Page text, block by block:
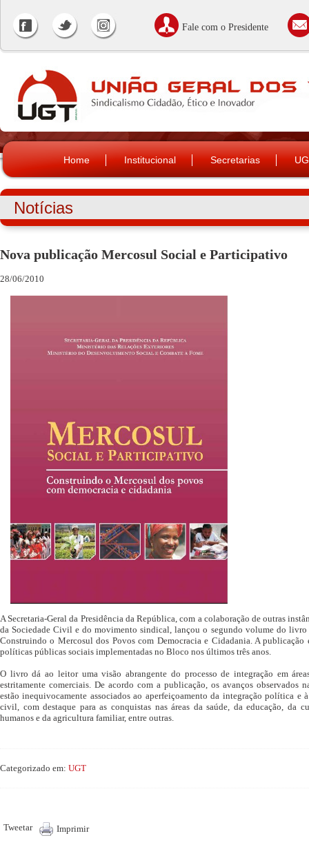
Fale com o Presidente
Home Institucional Secretarias
Notícias
Nova publicação Mercosul Social e Participativo
28/06/2010
A Secretaria-Geral da Presidência da República, com a colaboração de outras
da Sociedade Civil e do movimento sindical, lançou o segundo volume do
Construindo o Mercosul dos Povos com Democracia e Cidadania. A
políticas públicas sociais implementadas no Bloco nos últimos três anos.
O livro dá ao leitor uma visão abrangente do processo de integração em
estritamente comerciais. De acordo com a publicação, os avanços observados
estão inequivocamente associados ao aperfeiçoamento da integração política e
civil, com destaque para as conquistas nas áreas da saúde, da educação, da
humanos e da agricultura familiar, entre outras.
Categorizado em: UGT
Tweetar Imprimir